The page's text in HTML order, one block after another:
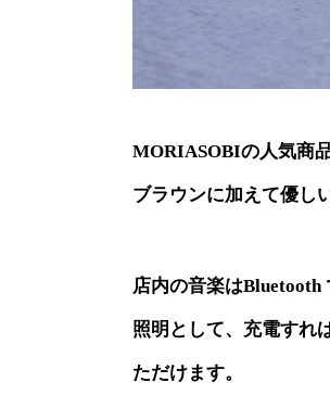
MORIASOBIの人気商
ブラウンに加えて優し
店内の音楽は
照明として、充電すれ
ただけます。